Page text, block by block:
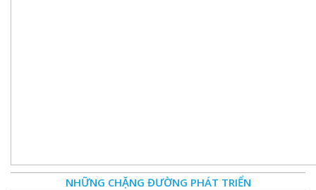
NHỮNG CHẶNG ĐƯỜNG PHÁT TRIỂN